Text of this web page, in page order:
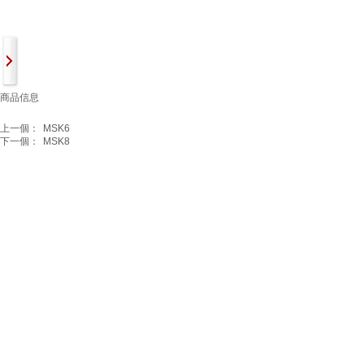
商品信息
上一個：
MSK6
下一個：
MSK8